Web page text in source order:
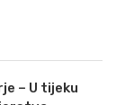
– U tijeku